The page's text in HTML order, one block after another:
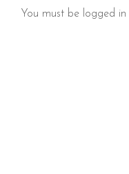
You must be logged in